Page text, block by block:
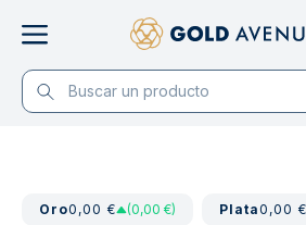
Oro0,00 € (0,00 €) Plata0,00 €